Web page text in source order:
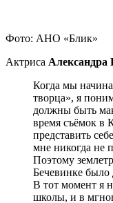
Фото: АНО «Блик»
Актриса Александра
Когда мы
творца», я
должны быть
время съёмок в
представить
мне никогда не
Поэтому
Бечевинке
В тот момент я
школы, и в